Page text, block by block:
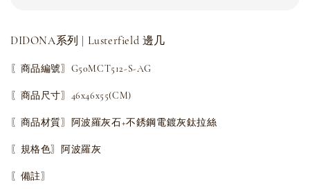
DIDONA系列 | Lusterfield 邊几
〖商品編號〗G50MCT512-S-AG
〖商品尺寸〗46x46x55(CM)
〖商品材質〗阿波羅灰石+不銹鋼電鍍灰鈦拉絲
〖規格色〗阿波羅灰
〖備註〗